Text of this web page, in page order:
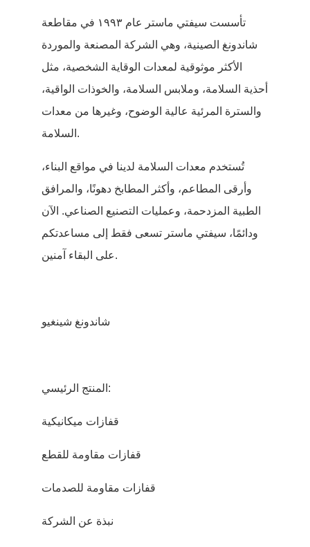
تأسست سيفتي ماستر عام ١٩٩٣ في مقاطعة
شاندونغ الصينية، وهي الشركة المصنعة والموردة
الأكثر موثوقية لمعدات الوقاية الشخصية، مثل
أحذية السلامة، وملابس السلامة، والخوذات الواقية،
والسترة المرئية عالية الوضوح، وغيرها من معدات
السلامة.
تُستخدم معدات السلامة لدينا في مواقع البناء،
وأرقى المطاعم، وأكثر المطابخ دهونًا، والمرافق
الطبية المزدحمة، وعمليات التصنيع الصناعي. الآن
ودائمًا، سيفتي ماستر تسعى فقط إلى مساعدتكم
على البقاء آمنين.
شاندونغ شينغيو
المنتج الرئيسي:
قفازات ميكانيكية
قفازات مقاومة للقطع
قفازات مقاومة للصدمات
نبذة عن الشركة